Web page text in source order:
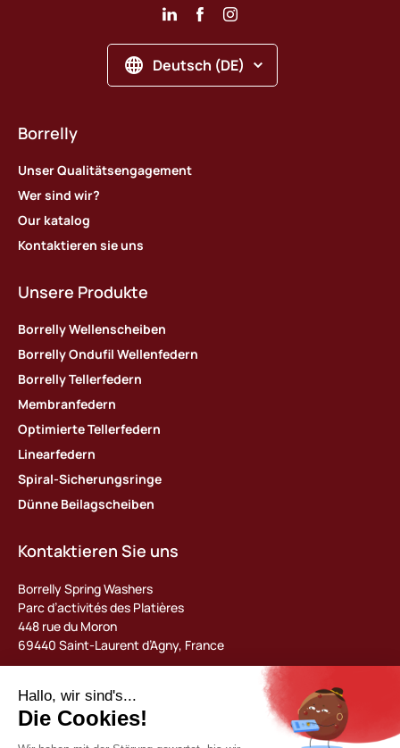
Deutsch (DE)
Borrelly
Unser Qualitätsengagement
Wer sind wir?
Our katalog
Kontaktieren sie uns
Unsere Produkte
Borrelly Wellenscheiben
Borrelly Ondufil Wellenfedern
Borrelly Tellerfedern
Membranfedern
Optimierte Tellerfedern
Linearfedern
Spiral-Sicherungsringe
Dünne Beilagscheiben
Kontaktieren Sie uns
Borrelly Spring Washers
Parc d’activités des Platières
448 rue du Moron
69440 Saint-Laurent d’Agny, France
contact@borrelly.com